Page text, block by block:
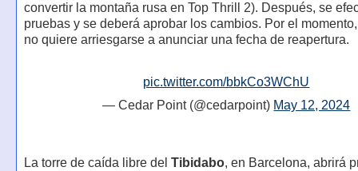
convertir la montaña rusa en Top Thrill 2). Después, se
pruebas y se deberá aprobar los cambios. Por el
no quiere arriesgarse a anunciar una fecha de reapertura.
pic.twitter.com/bbkCo3WChU
— Cedar Point (@cedarpoint) May 12, 2024
La torre de caída libre del Tibidabo, en Barcelona, abrirá